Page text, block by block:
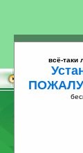
всё-таки